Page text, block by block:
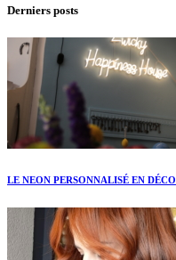
Derniers posts
LE NEON PERSONNALISÉ EN DÉCO